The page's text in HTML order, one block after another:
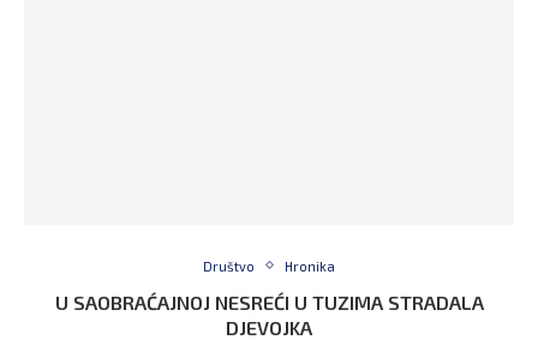
Društvo Hronika
U SAOBRAĆAJNOJ NESREĆI U TUZIMA STRADALA
DJEVOJKA